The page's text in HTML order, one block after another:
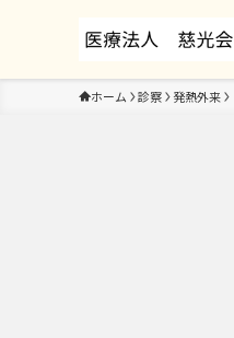
ホーム 診察 発熱外来